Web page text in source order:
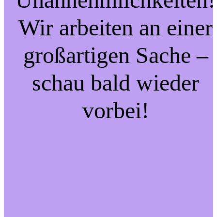
Wir arbeiten an einer
großartigen Sache –
schau bald wieder
vorbei!